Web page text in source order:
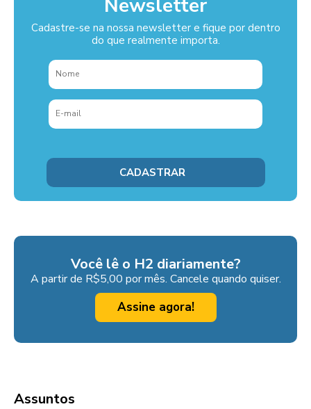
Newsletter
Cadastre-se na nossa newsletter e fique por dentro
do que realmente importa.
Você lê o H2 diariamente?
A partir de R$5,00 por mês. Cancele quando quiser.
Assine agora!
Assuntos